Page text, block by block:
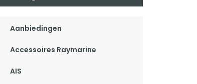
Aanbiedingen
Accessoires Raymarine
AIS